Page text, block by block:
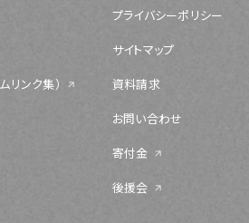
リンク集）
プライバシーポリシー
サイトマップ
資料請求
お問い合わせ
寄付金
後援会